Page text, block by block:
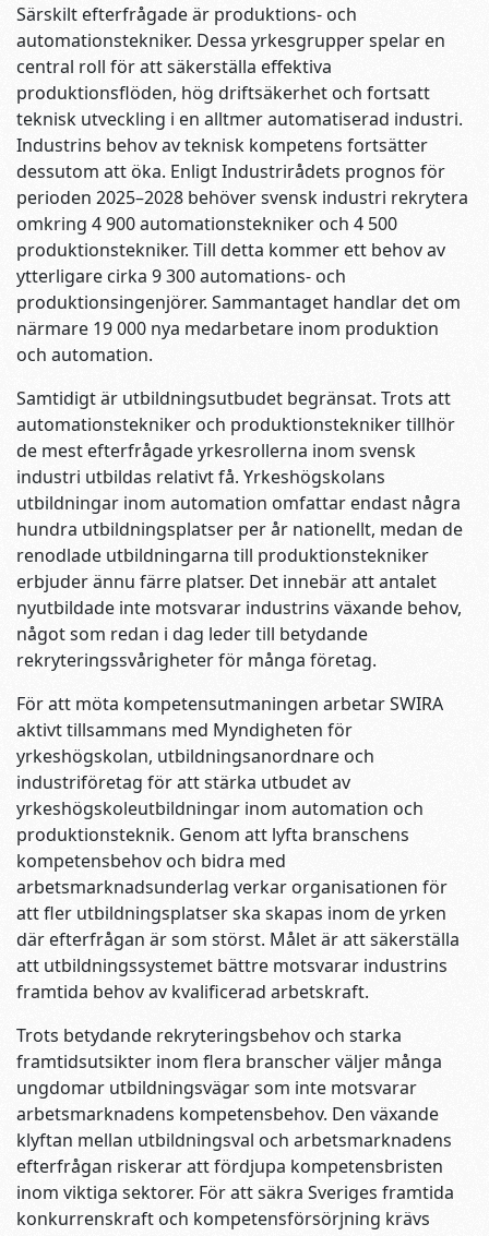
Särskilt efterfrågade är produktions- och
automationstekniker. Dessa yrkesgrupper spelar en
central roll för att säkerställa effektiva
produktionsflöden, hög driftsäkerhet och fortsatt
teknisk utveckling i en alltmer automatiserad industri.
Industrins behov av teknisk kompetens fortsätter
dessutom att öka. Enligt Industrirådets prognos för
perioden 2025–2028 behöver svensk industri rekrytera
omkring 4 900 automationstekniker och 4 500
produktionstekniker. Till detta kommer ett behov av
ytterligare cirka 9 300 automations- och
produktionsingenjörer. Sammantaget handlar det om
närmare 19 000 nya medarbetare inom produktion
och automation.
Samtidigt är utbildningsutbudet begränsat. Trots att
automationstekniker och produktionstekniker tillhör
de mest efterfrågade yrkesrollerna inom svensk
industri utbildas relativt få. Yrkeshögskolans
utbildningar inom automation omfattar endast några
hundra utbildningsplatser per år nationellt, medan de
renodlade utbildningarna till produktionstekniker
erbjuder ännu färre platser. Det innebär att antalet
nyutbildade inte motsvarar industrins växande behov,
något som redan i dag leder till betydande
rekryteringssvårigheter för många företag.
För att möta kompetensutmaningen arbetar SWIRA
aktivt tillsammans med Myndigheten för
yrkeshögskolan, utbildningsanordnare och
industriföretag för att stärka utbudet av
yrkeshögskoleutbildningar inom automation och
produktionsteknik. Genom att lyfta branschens
kompetensbehov och bidra med
arbetsmarknadsunderlag verkar organisationen för
att fler utbildningsplatser ska skapas inom de yrken
där efterfrågan är som störst. Målet är att säkerställa
att utbildningssystemet bättre motsvarar industrins
framtida behov av kvalificerad arbetskraft.
Trots betydande rekryteringsbehov och starka
framtidsutsikter inom flera branscher väljer många
ungdomar utbildningsvägar som inte motsvarar
arbetsmarknadens kompetensbehov. Den växande
klyftan mellan utbildningsval och arbetsmarknadens
efterfrågan riskerar att fördjupa kompetensbristen
inom viktiga sektorer. För att säkra Sveriges framtida
konkurrenskraft och kompetensförsörjning krävs